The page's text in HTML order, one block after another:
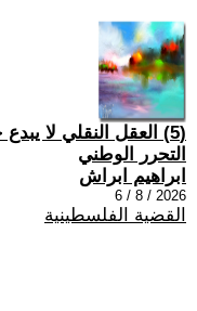
(5) العقل النقلي لا
التحرر الوطني
ابراهيم ابراش
2026 / 8 / 6
القضية الفلسطينية